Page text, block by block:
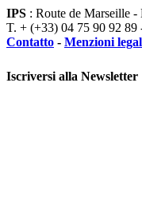
IPS : Route de Marseille
T. + (+33) 04 75 90 92 89
Contatto - Menzioni
Iscriversi alla Newsletter